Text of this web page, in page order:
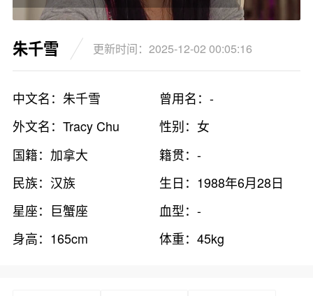
朱千雪 更新时间：2025-12-02 00:05:16
中文名：朱千雪
曾用名：-
外文名：Tracy Chu
性别：女
国籍：加拿大
籍贯：-
民族：汉族
生日：1988年6月28日
星座：巨蟹座
血型：-
身高：165cm
体重：45kg